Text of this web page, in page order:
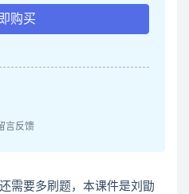
购买
言反馈
需要多刷题，本课件是刘勖